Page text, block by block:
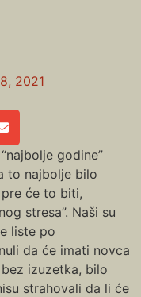
2021
godine”
to najbolje bilo
će to biti,
stresa”. Naši su
liste po
da će imati novca
izuzetka, bilo
strahovali da li će